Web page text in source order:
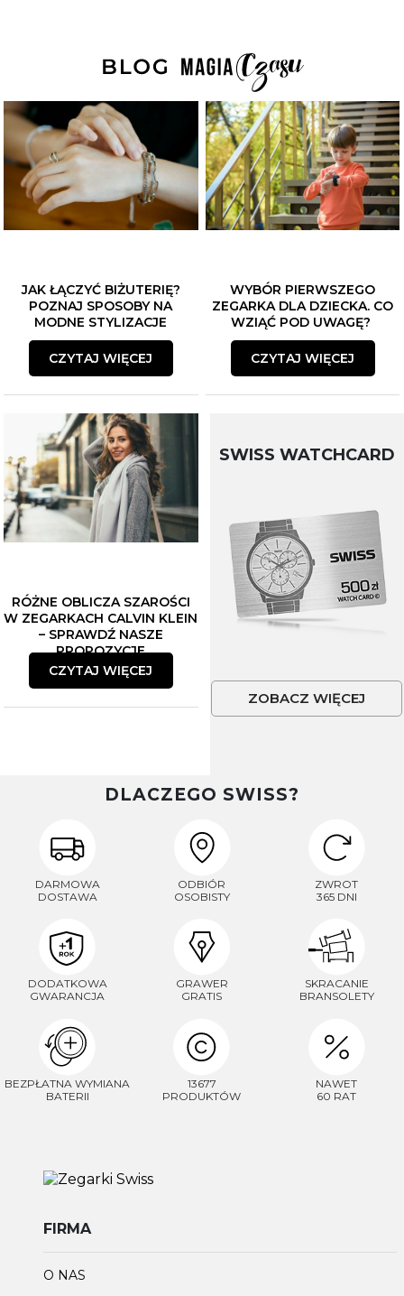
JAK ŁĄCZYĆ BIŻUTERIĘ?
POZNAJ SPOSOBY NA
MODNE STYLIZACJE
CZYTAJ WIĘCEJ
WYBÓR PIERWSZEGO
ZEGARKA DLA DZIECKA. CO
WZIĄĆ POD UWAGĘ?
CZYTAJ WIĘCEJ
RÓŻNE OBLICZA SZAROŚCI
W ZEGARKACH CALVIN KLEIN
– SPRAWDŹ NASZE
PROPOZYCJE
CZYTAJ WIĘCEJ
SWISS WATCHCARD
ZOBACZ WIĘCEJ
DLACZEGO SWISS?
DARMOWA
DOSTAWA
ODBIÓR
OSOBISTY
ZWROT
365 DNI
DODATKOWA
GWARANCJA
GRAWER
GRATIS
SKRACANIE
BRANSOLETY
BEZPŁATNA WYMIANA
BATERII
13677
PRODUKTÓW
NAWET
60 RAT
FIRMA
O NAS
ZAPISZ SIĘ DO NEWSLETTERA
-10% NA ZEGARKI I BIŻUTERIĘ
-5% na smartwache
Płeć
Akceptacja regulaminu
Akcetpuję regulamin i politykę
prywatności
Zapisuję się
Polityka prywatności